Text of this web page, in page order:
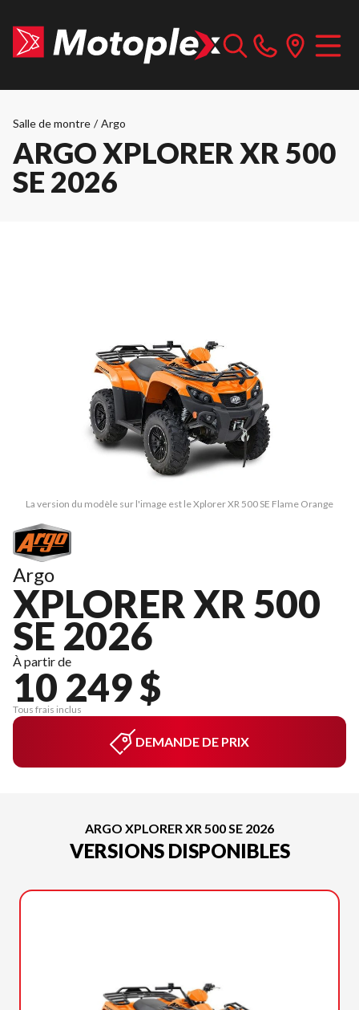
Salle de montre / Argo
ARGO XPLORER XR 500
SE 2026
La version du modèle sur l'image est le Xplorer XR 500 SE Flame Orange
Argo
XPLORER XR 500
SE 2026
À partir de
10 249 $
Tous frais inclus
DEMANDE DE PRIX
ARGO XPLORER XR 500 SE 2026
VERSIONS DISPONIBLES